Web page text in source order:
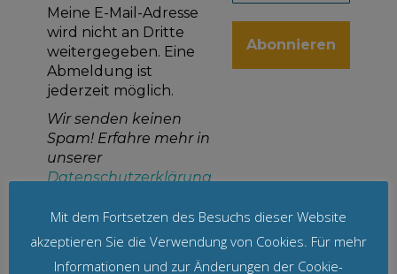
Meine E-Mail-Adresse
wird nicht an Dritte
weitergegeben. Eine
Abmeldung ist
jederzeit möglich.
Wir senden keinen
Spam! Erfahre mehr in
unserer
Datenschutzerklärung
Mit dem Fortsetzen des Besuchs dieser Website
akzeptieren Sie die Verwendung von Cookies. Für mehr
Informationen und zur Änderungen der Cookie-